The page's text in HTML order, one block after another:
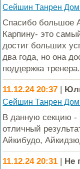
Сейшин Танрен
Спасибо большое
Карпину- это
достиг больших
два года, но она
поддержка
11.12.24 20:37 |
Сейшин Танрен
В данную секцию -
отличный
Айкибудо,
11.12.24 20:31 | Не